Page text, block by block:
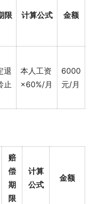
限 计算公式 金额
退
止
本人工资
×60%/月
6000
元/月
赔
偿
期
限
计算
公式
金额